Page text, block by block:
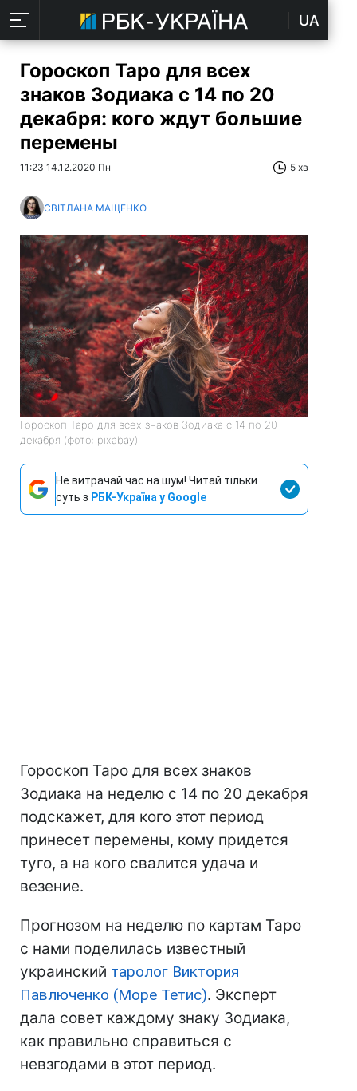
UA
Гороскоп Таро для всех
знаков Зодиака с 14 по 20
декабря: кого ждут большие
перемены
11:23 14.12.2020 Пн 5 хв
СВІТЛАНА МАЩЕНКО
Гороскоп Таро для всех знаков Зодиака с 14 по 20
декабря (фото: pixabay)
Не витрачай час на шум! Читай тільки
суть з РБК-Україна у Google
Гороскоп Таро для всех знаков
Зодиака на неделю с 14 по 20 декабря
подскажет, для кого этот период
принесет перемены, кому придется
туго, а на кого свалится удача и
везение.
Прогнозом на неделю по картам Таро
с нами поделилась известный
украинский таролог Виктория
Павлюченко (Море Тетис). Эксперт
дала совет каждому знаку Зодиака,
как правильно справиться с
невзгодами в этот период.